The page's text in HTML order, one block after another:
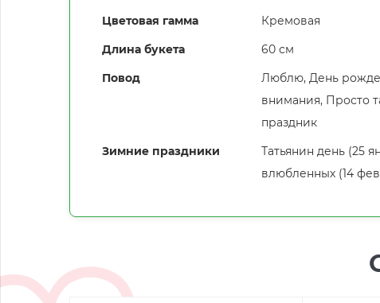
Цветовая гамма
Кремовая
Длина букета
60 см
Повод
Люблю, День
внимания, Просто
праздник
Зимние праздники
Татьянин день (25
влюбленных (14